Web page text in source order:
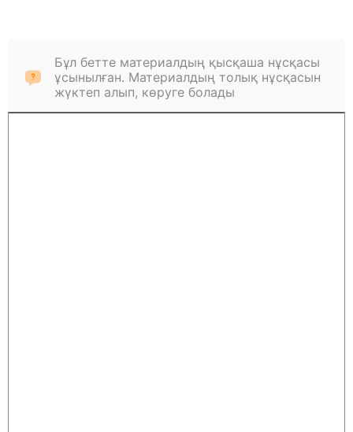
Бұл бетте материалдың қысқаша нұсқасы
ұсынылған. Материалдың толық нұсқасын
жүктеп алып, көруге болады